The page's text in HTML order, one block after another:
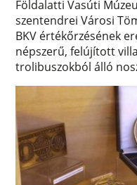
Földalatti Vasúti
szentendrei Városi
BKV értékőrzésének
népszerű, felújított
trolibuszokból álló